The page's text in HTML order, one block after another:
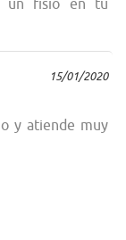
un fisio en tu
15/01/2020
y atiende muy